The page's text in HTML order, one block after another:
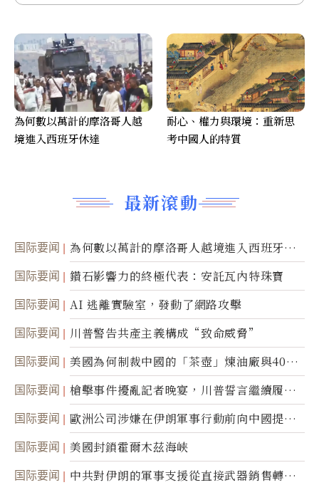
最新滾動
国际要闻
為何數以萬計的摩洛哥人越境進入西班牙休
達
国际要闻 鑽石影響力的終極代表：安託瓦內特珠寶
国际要闻 AI 逃離實驗室，發動了網路攻擊
国际要闻 川普警告共產主義構成“致命威脅”
国际要闻
美國為何制裁中國的「茶壺」煉油廠與40家
航運公司
国际要闻
槍擊事件擾亂記者晚宴，川普誓言繼續履行
職責
国际要闻
歐洲公司涉嫌在伊朗軍事行動前向中國提供
美軍基地的衛星影像
国际要闻 美國封鎖霍爾木茲海峽
国际要闻
中共對伊朗的軍事支援從直接武器銷售轉向
為何數以萬計的摩洛哥人越
境進入西班牙休達
耐心、權力與環境：重新思
考中國人的特質